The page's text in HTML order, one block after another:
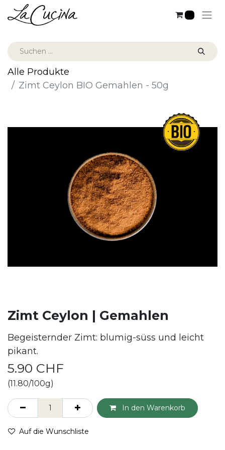
Alle Produkte
Zimt Ceylon BIO Gemahlen - 50g
Zimt Ceylon | Gemahlen
Begeisternder Zimt: blumig-süss und leicht
pikant.
5.90 CHF
(11.80/100g)
In den Warenkorb
Auf die Wunschliste